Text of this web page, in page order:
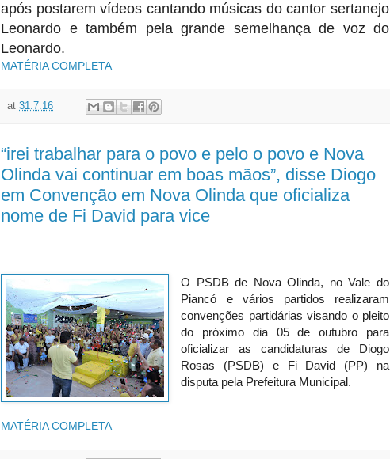
após postarem vídeos cantando músicas do cantor sertanejo
Leonardo e também pela grande semelhança de voz do
Leonardo.
MATÉRIA COMPLETA
at 31.7.16
“irei trabalhar para o povo e pelo o povo e Nova
Olinda vai continuar em boas mãos”, disse Diogo
em Convenção em Nova Olinda que oficializa
nome de Fi David para vice
O PSDB de Nova Olinda, no Vale do
Piancó e vários partidos realizaram
convenções partidárias visando o pleito
do próximo dia 05 de outubro para
oficializar as candidaturas de Diogo
Rosas (PSDB) e Fi David (PP) na
disputa pela Prefeitura Municipal.
MATÉRIA COMPLETA